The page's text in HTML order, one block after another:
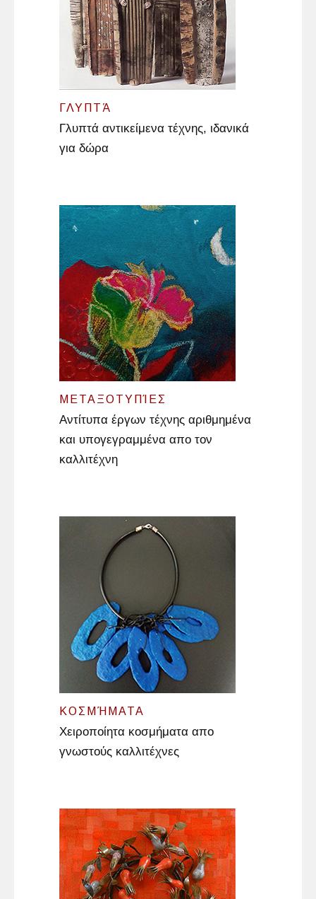
ΓΛΥΠΤΆ
Γλυπτά αντικείμενα τέχνης, ιδανικά
για δώρα
ΜΕΤΑΞΟΤΥΠΊΕΣ
Αντίτυπα έργων τέχνης αριθμημένα
και υπογεγραμμένα απο τον
καλλιτέχνη
ΚΟΣΜΉΜΑΤΑ
Χειροποίητα κοσμήματα απο
γνωστούς καλλιτέχνες